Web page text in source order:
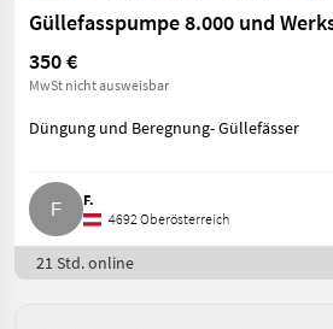
350 €
MwSt nicht ausweisbar
Düngung und Beregnung- Güllefässer
F.
4692 Oberösterreich
21 Std. online